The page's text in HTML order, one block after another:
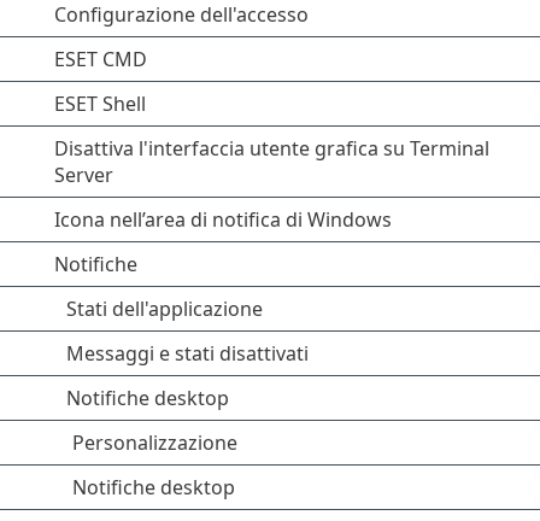
Configurazione dell'accesso
ESET CMD
ESET Shell
Disattiva l'interfaccia utente grafica su Terminal
Server
Icona nell’area di notifica di Windows
Notifiche
Stati dell'applicazione
Messaggi e stati disattivati
Notifiche desktop
Personalizzazione
Notifiche desktop